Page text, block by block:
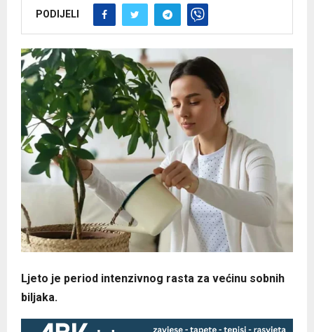
PODIJELI
Ljeto je period intenzivnog rasta za većinu sobnih
biljaka.